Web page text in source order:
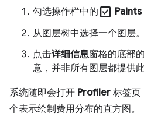
勾选操作栏中的 check_box Paints
从图层树中选择一个图层。
点击详细信息窗格的底部的
意，并非所有图层都提供此
系统随即会打开 Profiler 标签页
个表示绘制费用分布的直方图。